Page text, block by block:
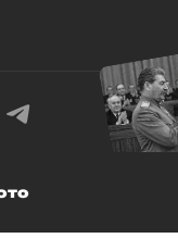
1999–2026 Все права защищены.